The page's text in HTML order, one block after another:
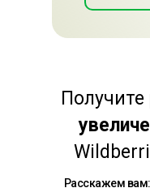
Расскажем вам:
Получите